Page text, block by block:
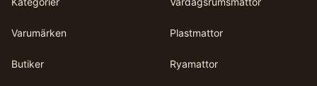
Varumärken
Butiker
Plastmattor
Ryamattor